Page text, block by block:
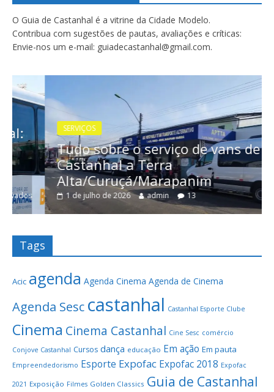
O Guia de Castanhal é a vitrine da Cidade Modelo.
Contribua com sugestões de pautas, avaliações e críticas:
Envie-nos um e-mail: guiadecastanhal@gmail.com.
SERVIÇOS
Tudo sobre o serviço de vans de
Castanhal a Terra
Alta/Curuçá/Marapanim
1 de julho de 2026 admin 13
Tags
Acic agenda Agenda Cinema Agenda de Cinema
Agenda Sesc castanhal Castanhal Esporte Clube
Cinema Cinema Castanhal Cine Sesc comércio
Conjove Castanhal Cursos dança educação Em ação Em pauta
Empreendedorismo Esporte Expofac Expofac 2018 Expofac
2021 Exposição Filmes Golden Classics Guia de Castanhal